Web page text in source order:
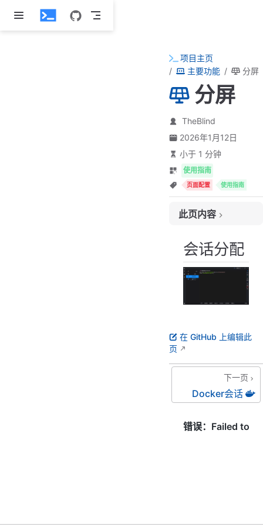
跳至主要內容
项目主页
主要功能
分屏
分屏
TheBlind
2026年1月12日
小于 1 分钟
使用指南
页面配置 使用指南
此页内容
会话分配
在 GitHub 上编辑此
页
下一页
Docker会话